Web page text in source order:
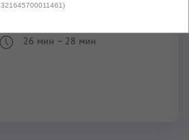
26 мин – 28 мин
321645700011461)